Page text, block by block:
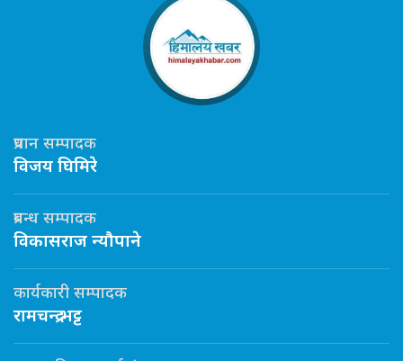
प्रधान सम्पादक
विजय घिमिरे
प्रबन्ध सम्पादक
विकासराज न्यौपाने
कार्यकारी सम्पादक
रामचन्द्र भट्ट